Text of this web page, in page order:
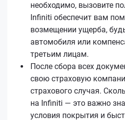
необходимо, вызовите
Infiniti обеспечит вам
возмещении ущерба,
автомобиля или
третьим лицам.
После сбора всех
свою страховую
страхового случая.
на Infiniti — это важно
условия покрытия и